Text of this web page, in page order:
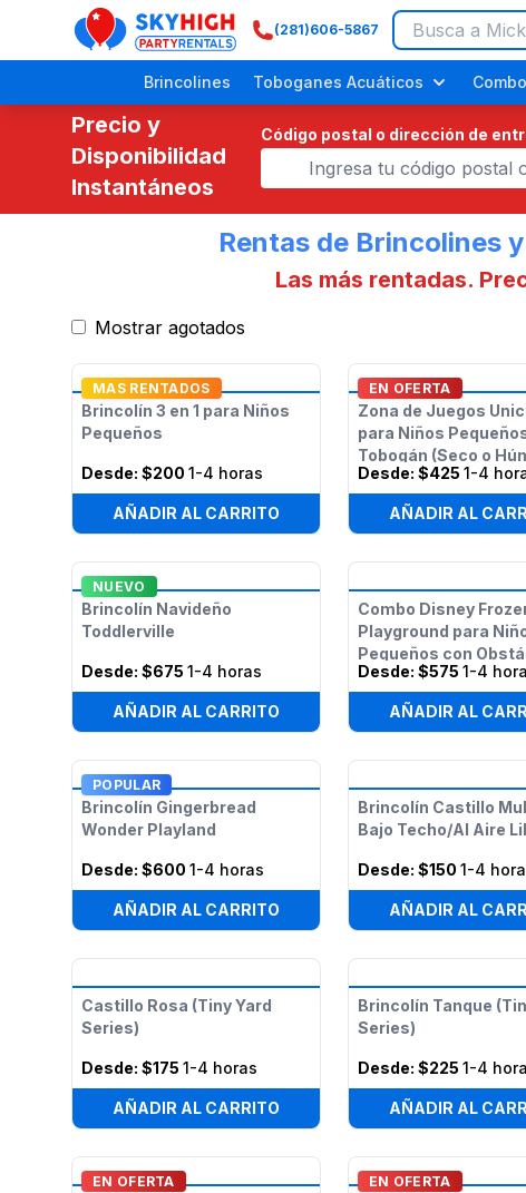
SkyHigh Logo
(281)606-5867
Brincolines Toboganes Acuáticos
Precio y
Disponibilidad
Instantáneos
Código postal o dirección de
Rentas de Brincolines
Las más rentadas.
Mostrar agotados
MAS RENTADOS
Brincolín 3 en 1 para Niños
Pequeños
Desde: $200 1-4 horas
AÑADIR AL CARRITO
EN OFERTA
Zona de Juegos
para Niños
Tobogán (Seco o
Desde: $425 1-4
AÑADIR AL
NUEVO
Brincolín Navideño
Toddlerville
Desde: $675 1-4 horas
AÑADIR AL CARRITO
Combo Disney
Playground para
Pequeños con
Desde: $575 1-4
AÑADIR AL
POPULAR
Brincolín Gingerbread
Wonder Playland
Desde: $600 1-4 horas
AÑADIR AL CARRITO
Brincolín Castillo
Bajo Techo/Al Aire
Desde: $150 1-4
AÑADIR AL
Castillo Rosa (Tiny Yard
Series)
Desde: $175 1-4 horas
AÑADIR AL CARRITO
Brincolín Tanque
Series)
Desde: $225 1-4
AÑADIR AL
EN OFERTA EN OFERTA